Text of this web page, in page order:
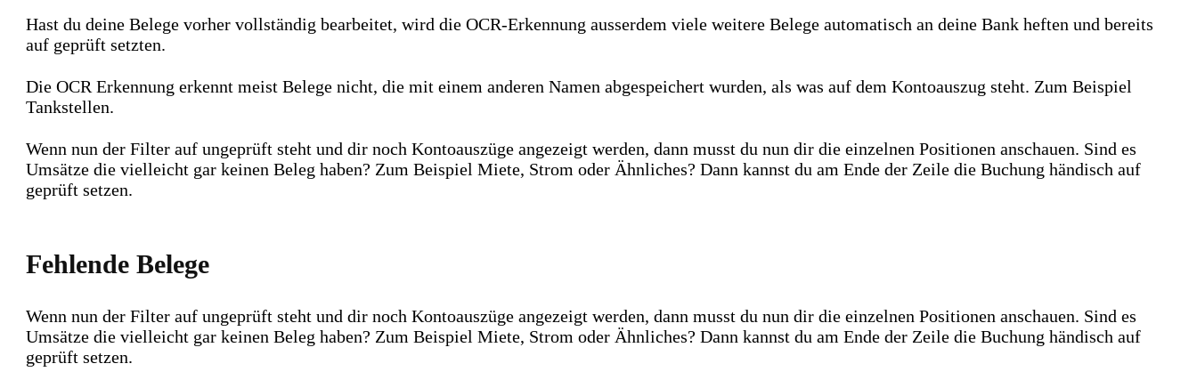
Hast du deine Belege vorher vollständig bearbeitet, wird die OCR-Erkennung ausserdem viele weitere Belege automatisch an deine Bank heften und bereits
auf geprüft setzten.
Die OCR Erkennung erkennt meist Belege nicht, die mit einem anderen Namen abgespeichert wurden, als was auf dem Kontoauszug steht. Zum Beispiel
Tankstellen.
Wenn nun der Filter auf ungeprüft steht und dir noch Kontoauszüge angezeigt werden, dann musst du nun dir die einzelnen Positionen anschauen. Sind es
Umsätze die vielleicht gar keinen Beleg haben? Zum Beispiel Miete, Strom oder Ähnliches? Dann kannst du am Ende der Zeile die Buchung händisch auf
geprüft setzen.
Fehlende Belege
Wenn nun der Filter auf ungeprüft steht und dir noch Kontoauszüge angezeigt werden, dann musst du nun dir die einzelnen Positionen anschauen. Sind es
Umsätze die vielleicht gar keinen Beleg haben? Zum Beispiel Miete, Strom oder Ähnliches? Dann kannst du am Ende der Zeile die Buchung händisch auf
geprüft setzen.